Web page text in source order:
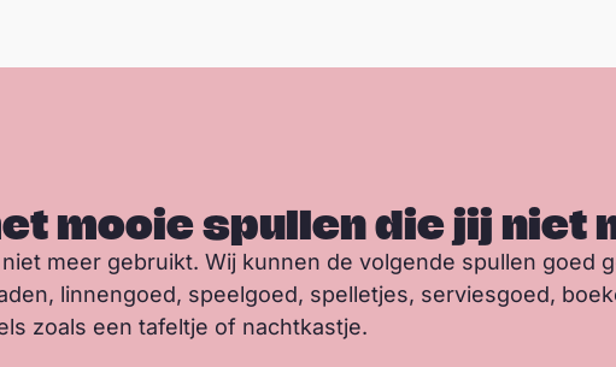
mooie spullen die jij niet
meer gebruikt. Wij kunnen de volgende spullen goed
linnengoed, speelgoed, spelletjes, serviesgoed,
zoals een tafeltje of nachtkastje.